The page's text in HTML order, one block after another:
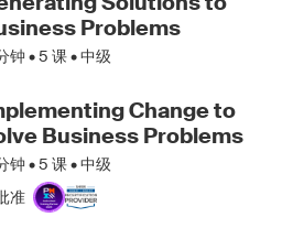
Problems
钟 •5 课 • 中级
Change to
Business Problems
钟 •5 课 • 中级
准